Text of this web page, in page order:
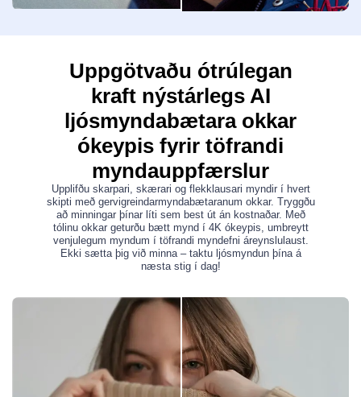
Uppgötvaðu ótrúlegan
kraft nýstárlegs AI
ljósmyndabætara okkar
ókeypis fyrir töfrandi
myndauppfærslur
Upplifðu skarpari, skærari og flekklausari myndir í hvert
skipti með gervigreindarmyndabætaranum okkar. Tryggðu
að minningar þínar líti sem best út án kostnaðar. Með
tólinu okkar geturðu bætt mynd í 4K ókeypis, umbreytt
venjulegum myndum í töfrandi myndefni áreynslulaust.
Ekki sætta þig við minna – taktu ljósmyndun þína á
næsta stig í dag!